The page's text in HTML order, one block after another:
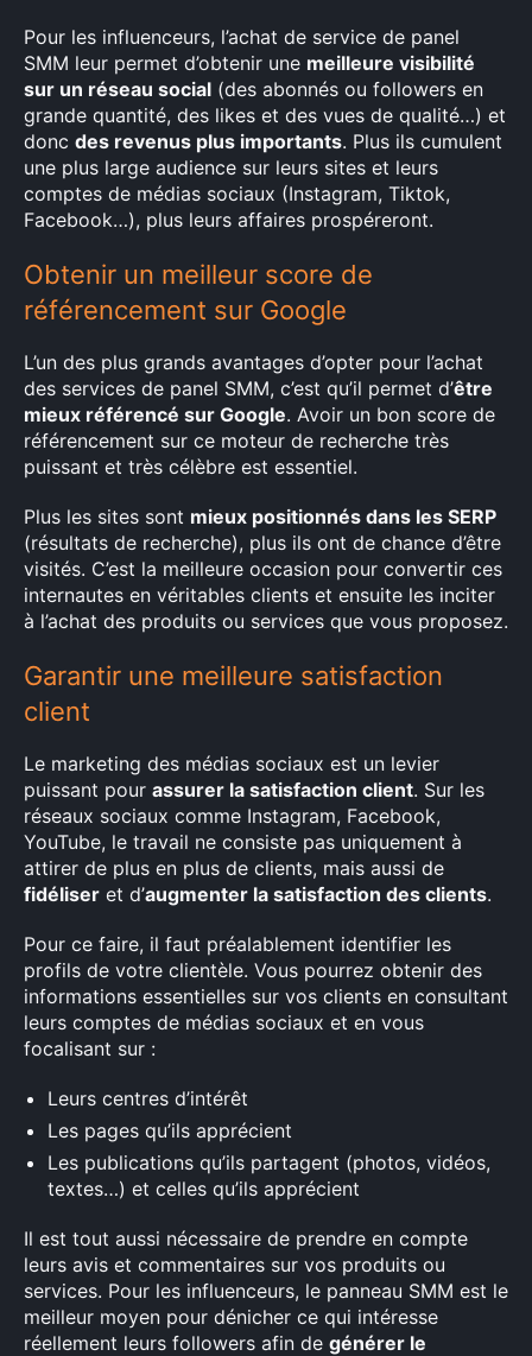
Pour les influenceurs, l’achat de service de panel
SMM leur permet d’obtenir une meilleure visibilité
sur un réseau social (des abonnés ou followers en
grande quantité, des likes et des vues de qualité…) et
donc des revenus plus importants. Plus ils cumulent
une plus large audience sur leurs sites et leurs
comptes de médias sociaux (Instagram, Tiktok,
Facebook…), plus leurs affaires prospéreront.
Obtenir un meilleur score de
référencement sur Google
L’un des plus grands avantages d’opter pour l’achat
des services de panel SMM, c’est qu’il permet d’être
mieux référencé sur Google. Avoir un bon score de
référencement sur ce moteur de recherche très
puissant et très célèbre est essentiel.
Plus les sites sont mieux positionnés dans les SERP
(résultats de recherche), plus ils ont de chance d’être
visités. C’est la meilleure occasion pour convertir ces
internautes en véritables clients et ensuite les inciter
à l’achat des produits ou services que vous proposez.
Garantir une meilleure satisfaction
client
Le marketing des médias sociaux est un levier
puissant pour assurer la satisfaction client. Sur les
réseaux sociaux comme Instagram, Facebook,
YouTube, le travail ne consiste pas uniquement à
attirer de plus en plus de clients, mais aussi de
fidéliser et d’augmenter la satisfaction des clients.
Pour ce faire, il faut préalablement identifier les
profils de votre clientèle. Vous pourrez obtenir des
informations essentielles sur vos clients en consultant
leurs comptes de médias sociaux et en vous
focalisant sur :
Leurs centres d’intérêt
Les pages qu’ils apprécient
Les publications qu’ils partagent (photos, vidéos,
textes…) et celles qu’ils apprécient
Il est tout aussi nécessaire de prendre en compte
leurs avis et commentaires sur vos produits ou
services. Pour les influenceurs, le panneau SMM est le
meilleur moyen pour dénicher ce qui intéresse
réellement leurs followers afin de générer le
Rechercher